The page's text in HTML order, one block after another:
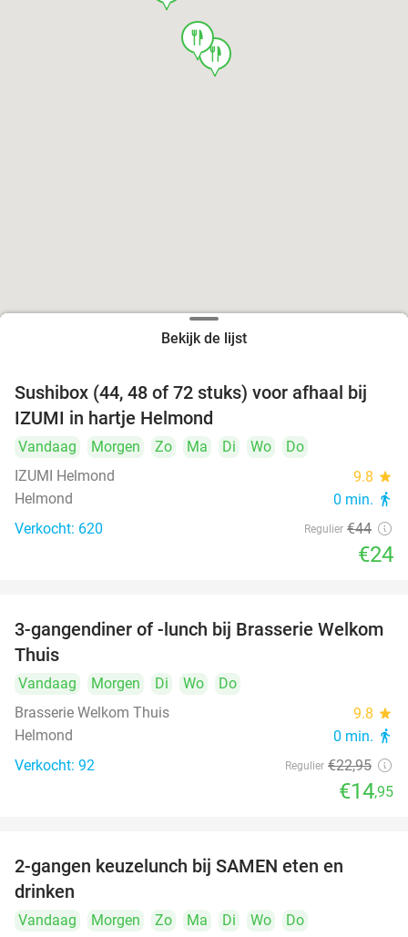
food
food
Bekijk de lijst
45%
Sushibox (44, 48 of 72 stuks) voor afhaal bij
IZUMI in hartje Helmond
Vandaag Morgen Zo Ma Di Wo
Do
IZUMI Helmond
9.8 star
Helmond 0 min. directions_walk
Verkocht: 620 Regulier €44
€24
35%
3-gangendiner of -lunch bij Brasserie Welkom
Thuis
Vandaag Morgen Di Wo
Do
Brasserie Welkom Thuis
9.8 star
Helmond 0 min. directions_walk
Verkocht: 92 Regulier €22,95
€14,95
2-gangen keuzelunch bij SAMEN eten en
drinken
Vandaag Morgen Zo Ma Di Wo
Do